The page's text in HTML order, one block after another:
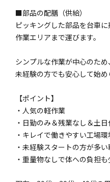
■部品の配膳（供給）
ピッキングした部品を台車に
作業エリアまで運びます。
シンプルな作業が中心のため、
未経験の方でも安心して始め
【ポイント】
・人気の軽作業
・日勤のみ＆残業なし＆土
・キレイで働きやすい工場環
・未経験スタートの方が多い
・重量物なしで体への負担も